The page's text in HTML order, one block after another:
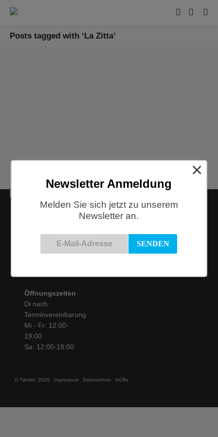
Posts tagged with ‘La Zitta’
Kontakt
Siemensstraße 9
50825 Köln
31
info@toendel.de
Öffnungszeiten
Di nach
Terminvereinbarung
Mi - Fr: 12:00-
19:00
Sa: 12:00-18:00
© Tøndel, 2026 Impressum Datenschutz AGBs
Newsletter Anmeldung
Melden Sie sich jetzt zu unserem
Newsletter an.
×